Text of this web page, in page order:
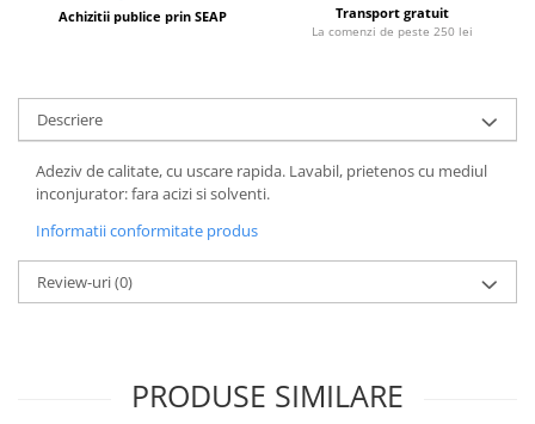
Ascutitori
Creioane colorate
Creioane mecanice si rezerve
Cerneala si rezerva pentru stilou
Stilouri
Radiere
Creta scolara
Echere, rigle, raportoare, compase,
sabloane, truse geometrie
Achizitii publice prin SEAP Transport gratuit
La comenzi de peste 250 lei
Descriere
Adeziv de calitate, cu uscare rapida. Lavabil, prietenos cu mediul
inconjurator: fara acizi si solventi.
Informatii conformitate produs
Review-uri(0)
PRODUSE SIMILARE